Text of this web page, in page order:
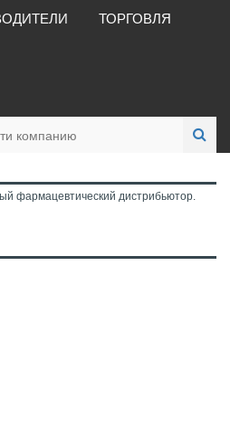
ТОРГОВЛЯ
фармацевтический дистрибьютор.